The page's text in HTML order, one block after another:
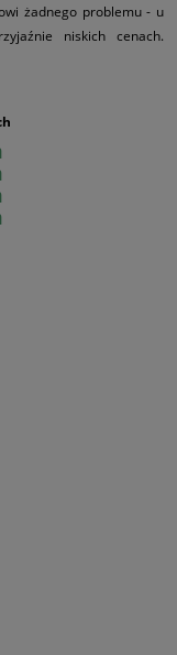
żadnego problemu - u
niskich cenach.